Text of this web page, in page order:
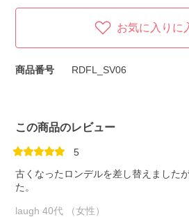
お気に入りに
商品番号 RDFL_SV06
この商品のレビュー
5
古くなったロンデルを差し替えました
た。
laugh 40代 （女性）